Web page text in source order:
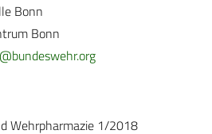
Bonn
Bonn
Wehrpharmazie 1/2018